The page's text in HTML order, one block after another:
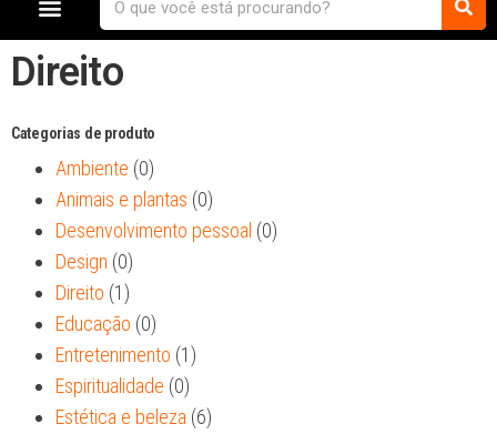
Direito
Categorias de produto
Ambiente (0)
Animais e plantas (0)
Desenvolvimento pessoal (0)
Design (0)
Direito (1)
Educação (0)
Entretenimento (1)
Espiritualidade (0)
Estética e beleza (6)